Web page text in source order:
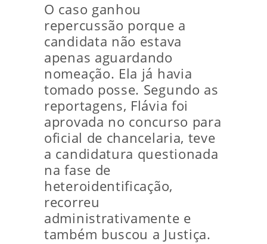
O caso ganhou
repercussão porque a
candidata não estava
apenas aguardando
nomeação. Ela já havia
tomado posse. Segundo as
reportagens, Flávia foi
aprovada no concurso para
oficial de chancelaria, teve
a candidatura questionada
na fase de
heteroidentificação,
recorreu
administrativamente e
também buscou a Justiça.